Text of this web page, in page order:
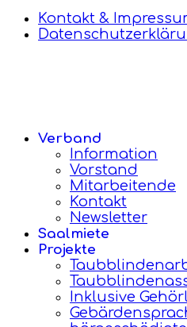
Kontakt &
Verband
Information
Vorstand
Mitarbeitende
Kontakt
Newsletter
Saalmiete
Projekte
Inklusive